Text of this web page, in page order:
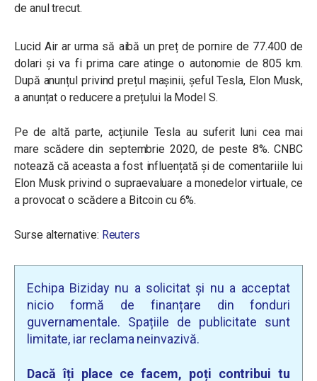
de anul trecut.
Lucid Air ar urma să aibă un preț de pornire de 77.400 de
dolari și va fi prima care atinge o autonomie de 805 km.
După anunțul privind prețul mașinii, șeful Tesla, Elon Musk,
a anunțat o reducere a prețului la Model S.
Pe de altă parte, acțiunile Tesla au suferit luni cea mai
mare scădere din septembrie 2020, de peste 8%. CNBC
notează că aceasta a fost influențată și de comentariile lui
Elon Musk privind o supraevaluare a monedelor virtuale, ce
a provocat o scădere a Bitcoin cu 6%.
Surse alternative: Reuters
Echipa Biziday nu a solicitat și nu a acceptat
nicio formă de finanțare din fonduri
guvernamentale. Spațiile de publicitate sunt
limitate, iar reclama neinvazivă.
Dacă îți place ce facem, poți contribui tu